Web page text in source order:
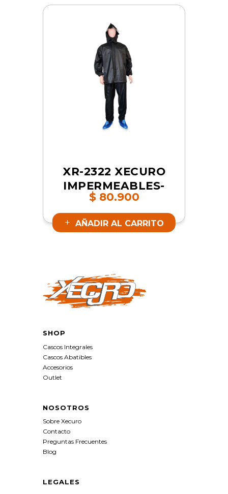
XR-2322 XECURO
IMPERMEABLES-
PVC CON ZAPATO
AZUL XL | SKU
17484
$80.900
AÑADIR AL CARRITO
SHOP
Cascos Integrales
Cascos Abatibles
Accesorios
Outlet
NOSOTROS
Sobre Xecuro
Contacto
Preguntas Frecuentes
Blog
LEGALES